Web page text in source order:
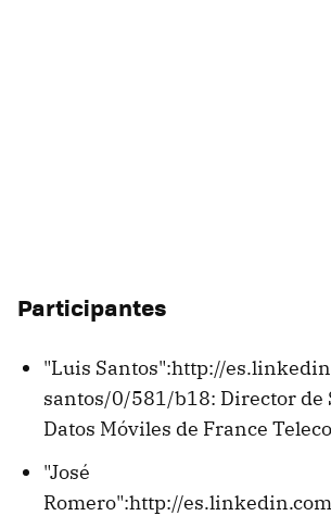
Participantes
"Luis Santos":http://
santos/0/581/b18: Director de
Datos Móviles de France
"José
Romero":http://